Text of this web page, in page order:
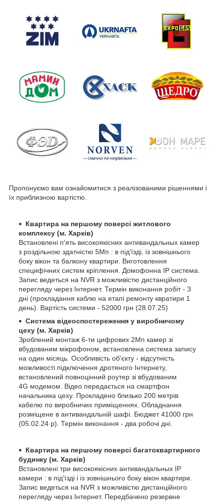
Пропонуємо вам ознайомитися з реалізованими рішеннями і
їх приблизною вартістю.
Квартира на першому поверсі житлового
комплексу (м. Харків)
Встановлені п'ять високоякісних антивандальных камер
з роздільною здатністю 5Мп : в під'їзді, із зовнішнього
боку вікон та балкону квартири. Виготовлення
специфічних систем кріплення. Домофонна IP система.
Запис ведеться на NVR з можливістю дистанційного
перегляду через Інтернет. Термін виконання робіт - 3
дні (прокладання каблю на етапі ремонту квратири 1
день). Вартість системи - 52000 грн (28.07.25)
Система відеоспостереження у виробничому
цеху (м. Харків)
Зроблений монтаж 6-ти цифрових 2Мп камер зі
вбудованим мікрофоном, встановлена система запису
на один місяць. Особливість об'єкту - відсутність
можливості підключення дротяного Інтернету,
встановлений повноцінний роутер зі вбудованим
4G модемом. Відео передається на смартфон
начальника цеху. Прокладено близько 200 метрів
кабелю по виробничих приміщеннях. Обладнання
розміщене в антивандальній шафі. Бюджет 41000 грн
(05.02.24 р). Термін виконання - два робочі дні.
Квартира на першому поверсі багатоквартирного
будинку (м. Харків)
Встановлені три високоякісних антивандальных IP
камери : в під'їзді і із зовнішнього боку вікон квартири.
Запис ведеться на NVR з можливістю дистанційного
перегляду через Інтернет. Передбачено резервне